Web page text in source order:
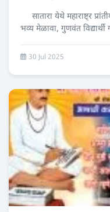
सातारा येथे महाराष्ट्र
भव्य मेळावा, गुणवंत विद्यार्थी
30 Jul 2025